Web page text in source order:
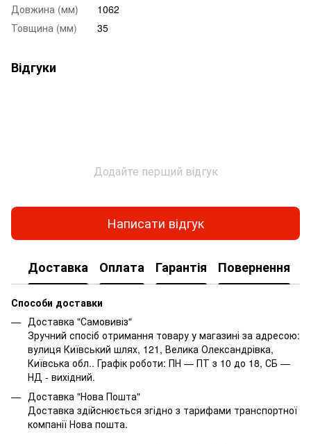
Довжина (мм)
1062
Товщина (мм)
35
Відгуки
Додайте перший відгук
Написати відгук
Доставка Оплата Гарантія Повернення
Способи доставки
Доставка "Самовивіз"
Зручний спосіб отримання товару у магазині за адресою:
вулиця Київський шлях, 121, Велика Олександрівка,
Київська обл.. Графік роботи: ПН — ПТ з 10 до 18, СБ —
НД - вихідний.
Доставка "Нова Пошта"
Доставка здійснюється згідно з тарифами транспортної
компанії Нова пошта.